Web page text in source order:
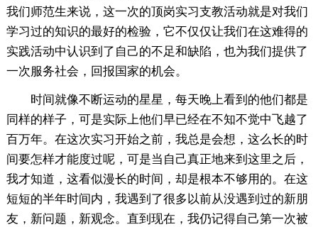
我们师范生来说，这一次的顶岗实习支教活动就是对我们
学习过的知识的最好的检验，它不仅仅让我们在这难得的
实践活动中认识到了自己的不足和缺陷，也为我们提供了
一次服务社会，回报国家的机会。
时间就像不断运动的星星，每天晚上看到的他们都是
同样的样子，可是实际上他们早已经在不知不觉中飞越了
百万年。在这次实习开始之前，我总是会想，这么长的时
间要怎样才能度过呢，可是当自己真正地来到这里之后，
我才知道，这看似漫长的时间，却是根本不够用的。在这
短短的半年时间内，我遇到了很多以前从没遇到过的新朋
友，新问题，新观念。直到现在，我仍记得自己第一次被